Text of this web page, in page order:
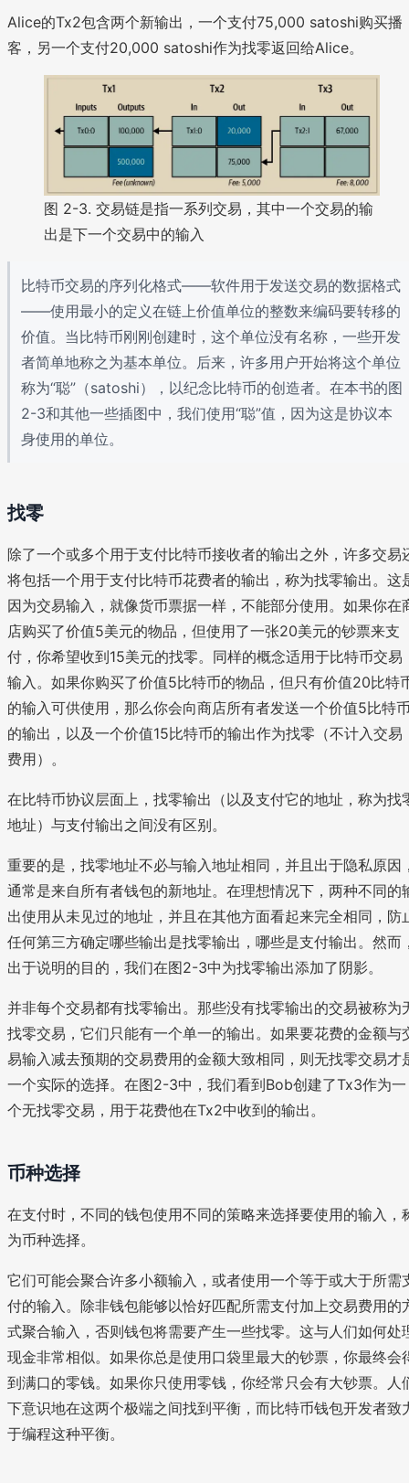
Alice的Tx2包含两个新输出，一个支付75,000 satoshi购买播
客，另一个支付20,000 satoshi作为找零返回给Alice。
图 2-3. 交易链是指一系列交易，其中一个交易的输
出是下一个交易中的输入
比特币交易的序列化格式——软件用于发送交易的数据格式
——使用最小的定义在链上价值单位的整数来编码要转移的
价值。当比特币刚刚创建时，这个单位没有名称，一些开发
者简单地称之为基本单位。后来，许多用户开始将这个单位
称为“聪”（satoshi），以纪念比特币的创造者。在本书的图
2-3和其他一些插图中，我们使用“聪”值，因为这是协议本
身使用的单位。
找零
除了一个或多个用于支付比特币接收者的输出之外，许多交易
将包括一个用于支付比特币花费者的输出，称为找零输出。这
因为交易输入，就像货币票据一样，不能部分使用。如果你在
店购买了价值5美元的物品，但使用了一张20美元的钞票来支
付，你希望收到15美元的找零。同样的概念适用于比特币交易
输入。如果你购买了价值5比特币的物品，但只有价值20比特
的输入可供使用，那么你会向商店所有者发送一个价值5比特
的输出，以及一个价值15比特币的输出作为找零（不计入交易
费用）。
在比特币协议层面上，找零输出（以及支付它的地址，称为找
地址）与支付输出之间没有区别。
重要的是，找零地址不必与输入地址相同，并且出于隐私原因
通常是来自所有者钱包的新地址。在理想情况下，两种不同的
出使用从未见过的地址，并且在其他方面看起来完全相同，防
任何第三方确定哪些输出是找零输出，哪些是支付输出。然而
出于说明的目的，我们在图2-3中为找零输出添加了阴影。
并非每个交易都有找零输出。那些没有找零输出的交易被称为
找零交易，它们只能有一个单一的输出。如果要花费的金额与
易输入减去预期的交易费用的金额大致相同，则无找零交易才
一个实际的选择。在图2-3中，我们看到Bob创建了Tx3作为一
个无找零交易，用于花费他在Tx2中收到的输出。
币种选择
在支付时，不同的钱包使用不同的策略来选择要使用的输入，
为币种选择。
它们可能会聚合许多小额输入，或者使用一个等于或大于所需
付的输入。除非钱包能够以恰好匹配所需支付加上交易费用的
式聚合输入，否则钱包将需要产生一些找零。这与人们如何处
现金非常相似。如果你总是使用口袋里最大的钞票，你最终会
到满口的零钱。如果你只使用零钱，你经常只会有大钞票。人
下意识地在这两个极端之间找到平衡，而比特币钱包开发者致
于编程这种平衡。